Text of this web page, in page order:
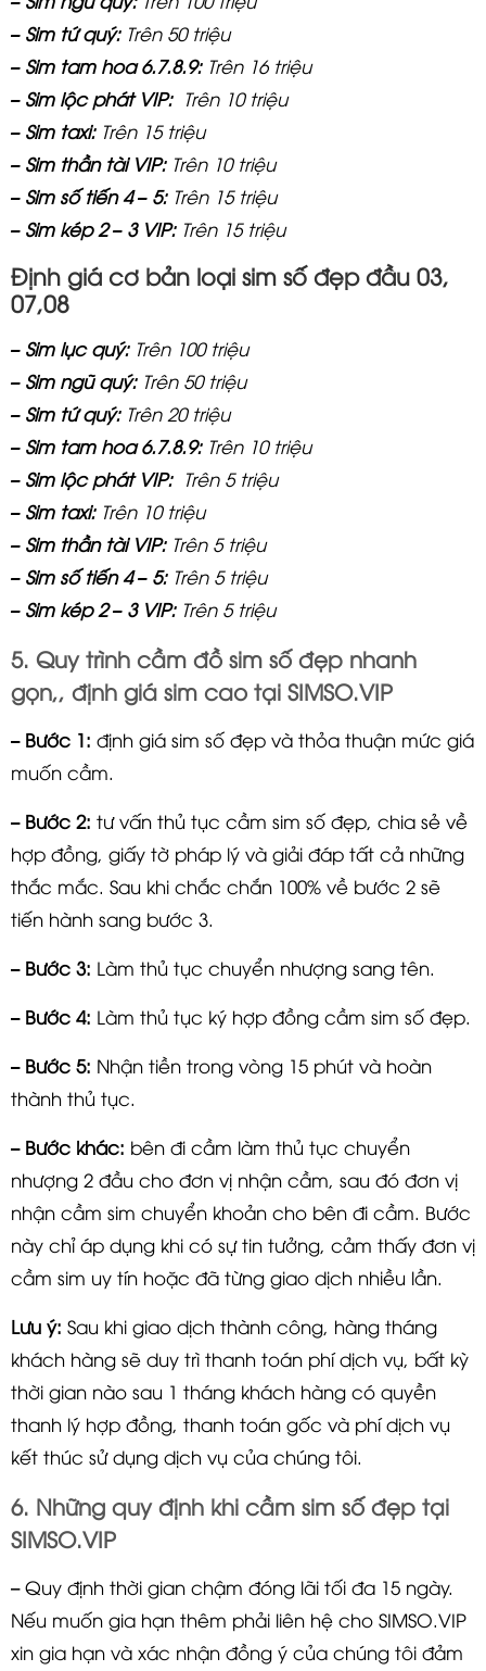
– Sim tứ quý:Trên 50 triệu
– Sim tam hoa 6.7.8.9:Trên 16 triệu
– Sim lộc phát VIP:Trên 10 triệu
– Sim taxi:Trên 15 triệu
– Sim thần tài VIP:Trên 10 triệu
– Sim số tiến 4 – 5:Trên 15 triệu
– Sim kép 2 – 3 VIP:Trên 15 triệu
Định giá cơ bản loại sim số đẹp đầu 03,
07,08
– Sim lục quý:Trên 100 triệu
– Sim ngũ quý:Trên 50 triệu
– Sim tứ quý:Trên 20 triệu
– Sim tam hoa 6.7.8.9:Trên 10 triệu
– Sim lộc phát VIP:Trên 5 triệu
– Sim taxi:Trên 10 triệu
– Sim thần tài VIP:Trên 5 triệu
– Sim số tiến 4 – 5:Trên 5 triệu
– Sim kép 2 – 3 VIP:Trên 5 triệu
5. Quy trình cầm đồ sim số đẹp nhanh
gọn,, định giá sim cao tại SIMSO.VIP
– Bước 1: định giá sim số đẹp và thỏa thuận mức giá
muốn cầm.
– Bước 2: tư vấn thủ tục cầm sim số đẹp, chia sẻ về
hợp đồng, giấy tờ pháp lý và giải đáp tất cả những
thắc mắc. Sau khi chắc chắn 100% về bước 2 sẽ
tiến hành sang bước 3.
– Bước 3: Làm thủ tục chuyển nhượng sang tên.
– Bước 4: Làm thủ tục ký hợp đồng cầm sim số đẹp.
– Bước 5: Nhận tiền trong vòng 15 phút và hoàn
thành thủ tục.
– Bước khác: bên đi cầm làm thủ tục chuyển
nhượng 2 đầu cho đơn vị nhận cầm, sau đó đơn vị
nhận cầm sim chuyển khoản cho bên đi cầm. Bước
này chỉ áp dụng khi có sự tin tưởng, cảm thấy đơn vị
cầm sim uy tín hoặc đã từng giao dịch nhiều lần.
Lưu ý: Sau khi giao dịch thành công, hàng tháng
khách hàng sẽ duy trì thanh toán phí dịch vụ, bất kỳ
thời gian nào sau 1 tháng khách hàng có quyền
thanh lý hợp đồng, thanh toán gốc và phí dịch vụ
kết thúc sử dụng dịch vụ của chúng tôi.
6. Những quy định khi cầm sim số đẹp tại
SIMSO.VIP
– Quy định thời gian chậm đóng lãi tối đa 15 ngày.
Nếu muốn gia hạn thêm phải liên hệ cho SIMSO.VIP
xin gia hạn và xác nhận đồng ý của chúng tôi đảm